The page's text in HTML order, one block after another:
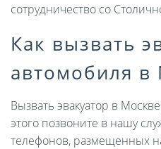
сотрудничество со
Как вызвать
автомобиля в
Вызвать эвакуатор в
этого позвоните в нашу
телефонов, размещенных